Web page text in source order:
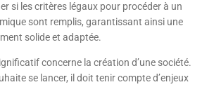
si les critères légaux pour procéder à un
sont remplis, garantissant ainsi une
solide et adaptée.
concerne la création d’une société.
se lancer, il doit tenir compte d’enjeux